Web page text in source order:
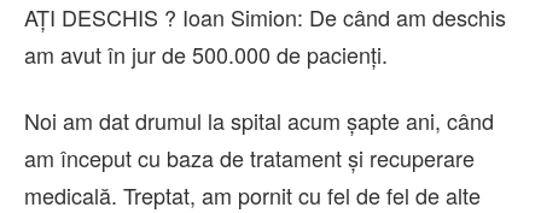
AȚI DESCHIS ? Ioan Simion: De când am deschis
am avut în jur de 500.000 de pacienți.
Noi am dat drumul la spital acum șapte ani, când
am început cu baza de tratament și recuperare
medicală. Treptat, am pornit cu fel de fel de alte